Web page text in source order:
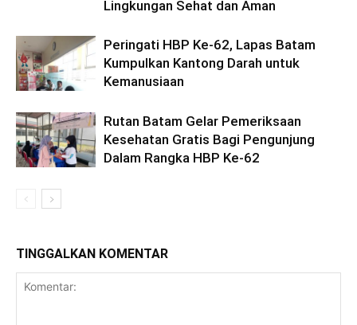
Lingkungan Sehat dan Aman
Peringati HBP Ke-62, Lapas Batam
Kumpulkan Kantong Darah untuk
Kemanusiaan
Rutan Batam Gelar Pemeriksaan
Kesehatan Gratis Bagi Pengunjung
Dalam Rangka HBP Ke-62
TINGGALKAN KOMENTAR